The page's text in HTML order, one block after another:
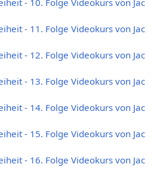
- 11. Folge Videokurs von Jac
- 12. Folge Videokurs von Jac
- 13. Folge Videokurs von Jac
- 14. Folge Videokurs von Jac
- 15. Folge Videokurs von Jac
- 16. Folge Videokurs von Jac